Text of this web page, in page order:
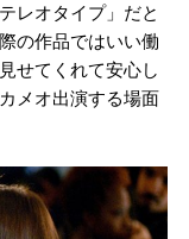
レオタイプ」だと
の作品ではいい働
せてくれて安心し
メオ出演する場面